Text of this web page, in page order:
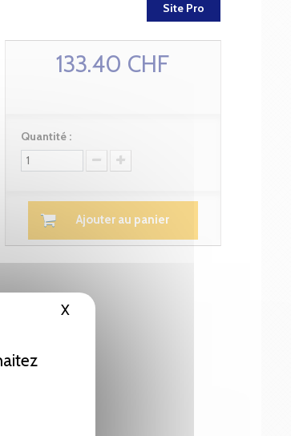
X Masquer le bandeau des cookies
Site Pro
133.40 CHF
Quantité :
Ajouter au panier